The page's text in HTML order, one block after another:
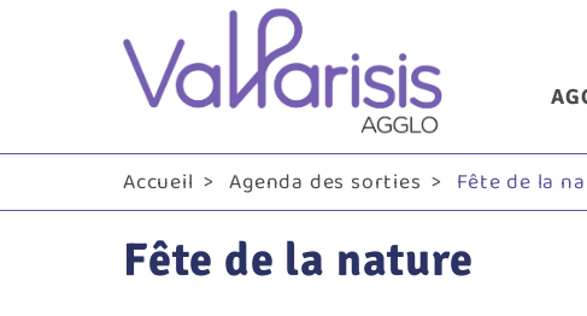
Menu
Accueil Agenda des sorties Fête de la
Fête de la nature